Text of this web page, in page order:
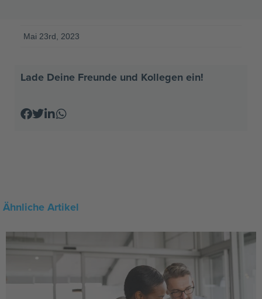
Mai 23rd, 2023
Lade Deine Freunde und Kollegen ein!
Ähnliche Artikel